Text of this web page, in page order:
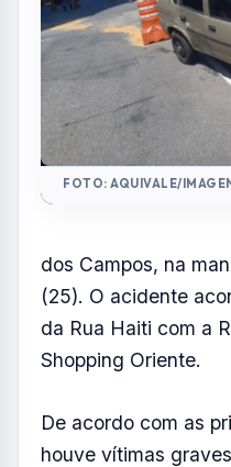
FOTO: AQUIVALE/
dos Campos, na
(25). O acidente
da Rua Haiti com a
Shopping Oriente.
De acordo com as
houve vítimas